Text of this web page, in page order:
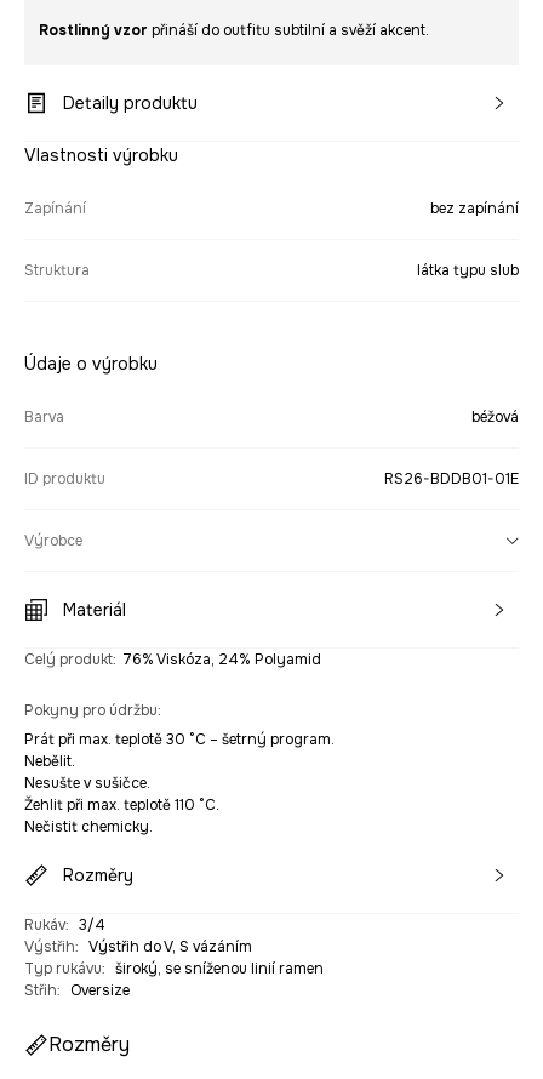
Rostlinný vzor přináší do outfitu subtilní a svěží akcent.
Detaily produktu
Vlastnosti výrobku
Zapínání bez zapínání
Struktura látka typu slub
Údaje o výrobku
Barva béžová
ID produktu RS26-BDDB01-01E
Výrobce
Materiál
Celý produkt: 76% Viskóza, 24% Polyamid
Pokyny pro údržbu:
Prát při max. teplotě 30 °C – šetrný program.
Nebělit.
Nesušte v sušičce.
Žehlit při max. teplotě 110 °C.
Nečistit chemicky.
Rozměry
Rukáv: 3/4
Výstřih: Výstřih do V, S vázáním
Typ rukávu: široký, se sníženou linií ramen
Střih: Oversize
Rozměry